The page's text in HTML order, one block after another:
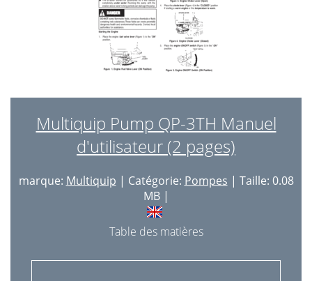
Multiquip Pump QP-3TH Manuel
d'utilisateur (2 pages)
marque: Multiquip | Catégorie: Pompes | Taille: 0.08
MB |
Table des matières